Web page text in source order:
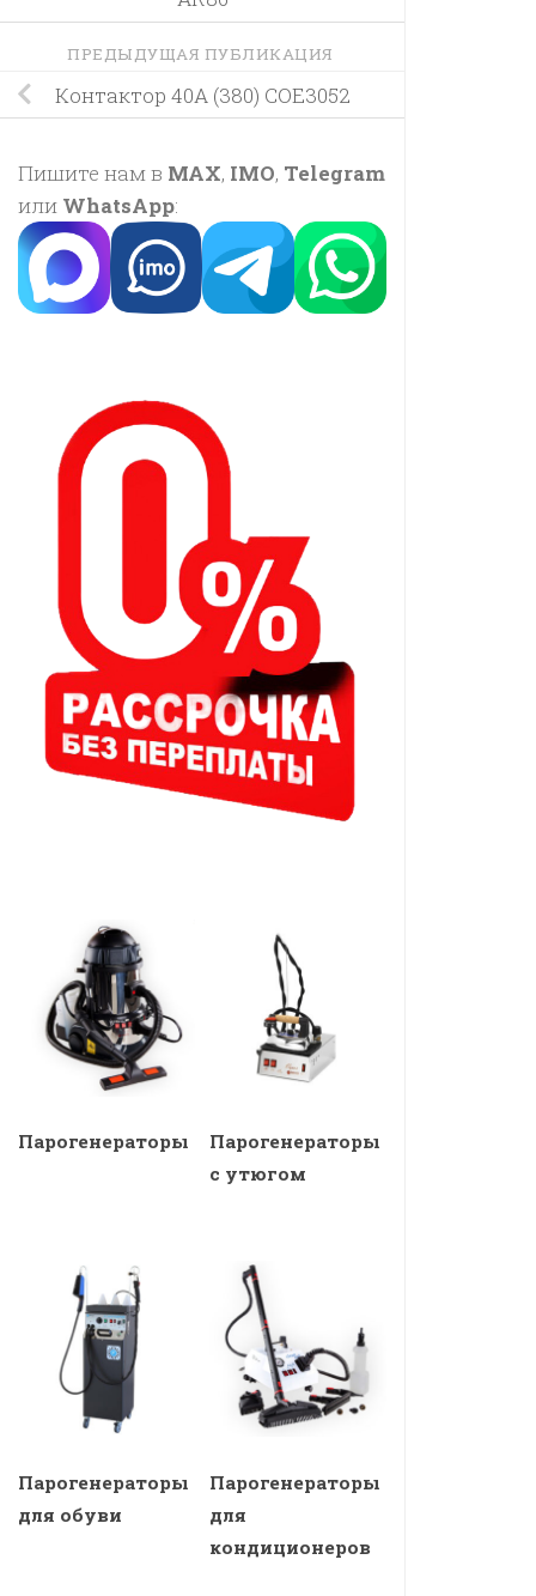
ПРЕДЫДУЩАЯ ПУБЛИКАЦИЯ
Контактор 40А (380) COE3052
Пишите нам в MAX, IMO, Telegram
или WhatsApp:
Парогенераторы
Парогенераторы
с утюгом
Парогенераторы
для обуви
Парогенераторы
для
кондиционеров